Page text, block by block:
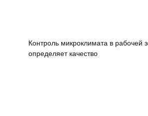
Контроль микроклимата в рабочей
определяет качество